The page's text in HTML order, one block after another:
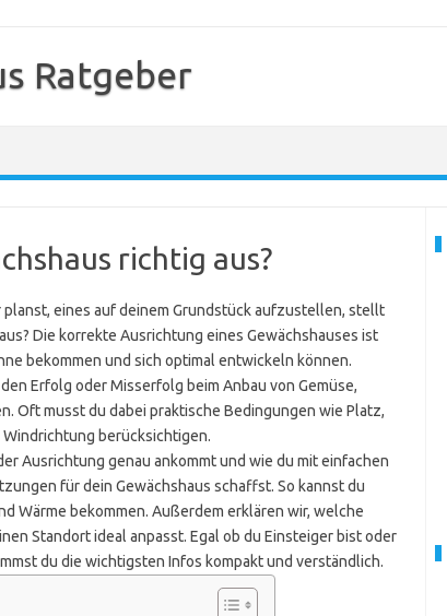
Ratgeber
richtig aus?
eines auf deinem Grundstück aufzustellen, stellt
Die korrekte Ausrichtung eines Gewächshauses ist
bekommen und sich optimal entwickeln können.
Erfolg oder Misserfolg beim Anbau von Gemüse,
Oft musst du dabei praktische Bedingungen wie Platz,
berücksichtigen.
Ausrichtung genau ankommt und wie du mit einfachen
für dein Gewächshaus schaffst. So kannst du
Wärme bekommen. Außerdem erklären wir, welche
Standort ideal anpasst. Egal ob du Einsteiger bist oder
du die wichtigsten Infos kompakt und verständlich.